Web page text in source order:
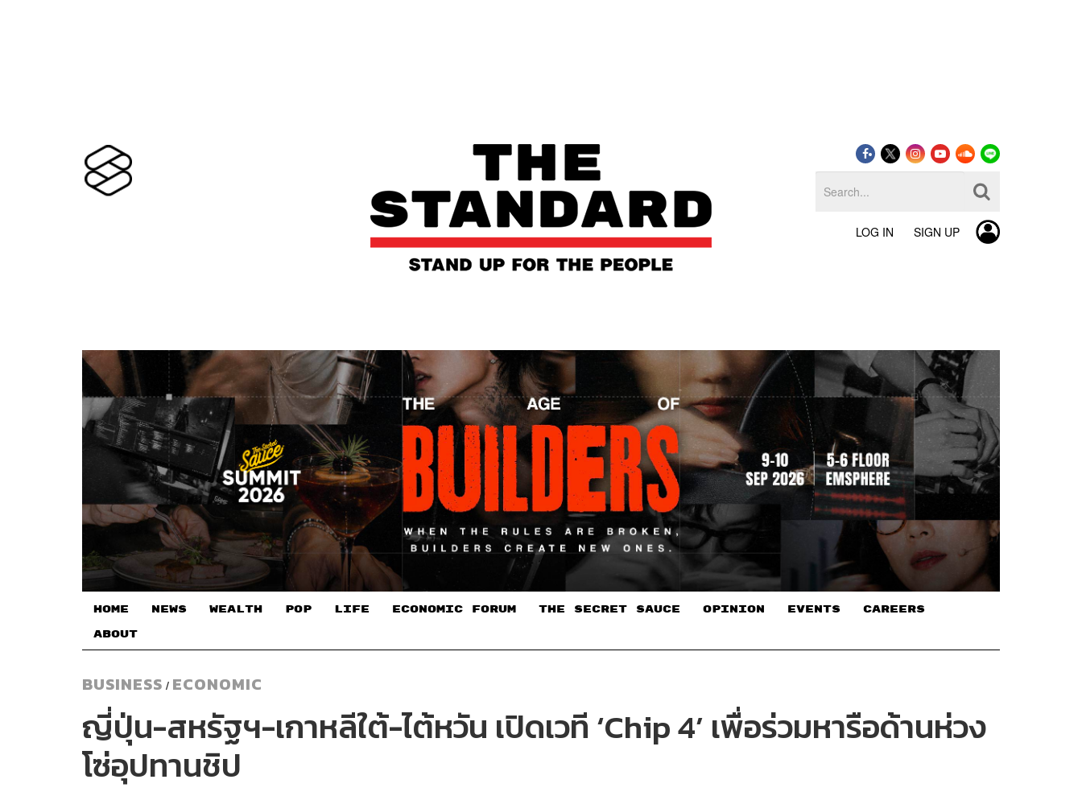
LOG IN SIGN UP
HOME NEWS WEALTH POP LIFE ECONOMIC FORUM THE SECRET SAUCE​ OPINION EVENTS CAREERS
ABOUT
BUSINESS / ECONOMIC
ญี่ปุ่น-สหรัฐฯ-เกาหลีใต้-ไต้หวัน เปิดเวที ‘Chip 4’ เพื่อร่วมหารือด้านห่วง
โซ่อุปทานชิป